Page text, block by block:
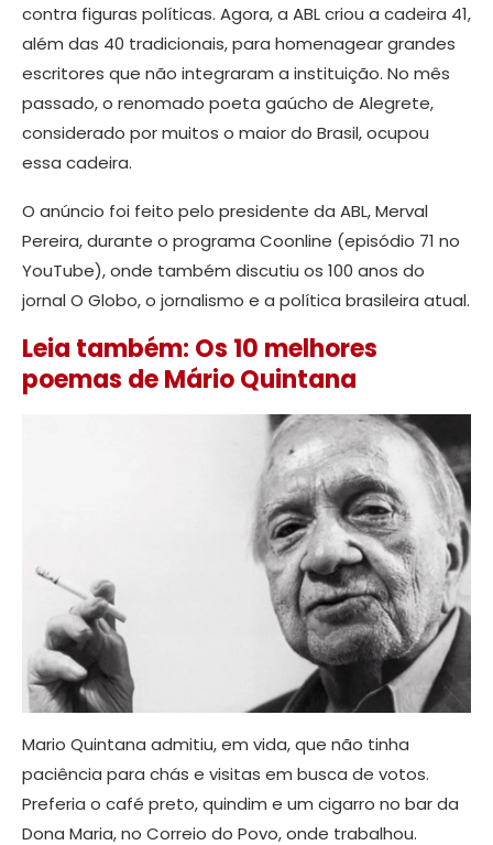
contra figuras políticas. Agora, a ABL criou a cadeira 41,
além das 40 tradicionais, para homenagear grandes
escritores que não integraram a instituição. No mês
passado, o renomado poeta gaúcho de Alegrete,
considerado por muitos o maior do Brasil, ocupou
essa cadeira.
O anúncio foi feito pelo presidente da ABL, Merval
Pereira, durante o programa Coonline (episódio 71 no
YouTube), onde também discutiu os 100 anos do
jornal O Globo, o jornalismo e a política brasileira atual.
Leia também: Os 10 melhores
poemas de Mário Quintana
Mario Quintana admitiu, em vida, que não tinha
paciência para chás e visitas em busca de votos.
Preferia o café preto, quindim e um cigarro no bar da
Dona Maria, no Correio do Povo, onde trabalhou.